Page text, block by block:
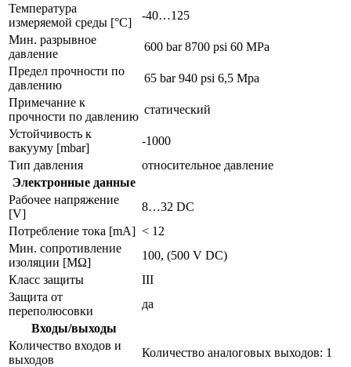
Температура
измеряемой среды [°C]
-40…125
Мин. разрывное
давление
600 bar 8700 psi 60 MPa
Предел прочности по
давлению
65 bar 940 psi 6,5 Mpa
Примечание к
прочности по давлению
статический
Устойчивость к
вакууму [mbar]
-1000
Тип давления
относительное давление
Электронные данные
Рабочее напряжение
[V]
8…32 DC
Потребление тока [mA] < 12
Мин. сопротивление
изоляции [MΩ]
100, (500 V DC)
Класс защиты
III
Защита от
переполюсовки
да
Входы/выходы
Количество входов и
выходов
Количество аналоговых выходов: 1